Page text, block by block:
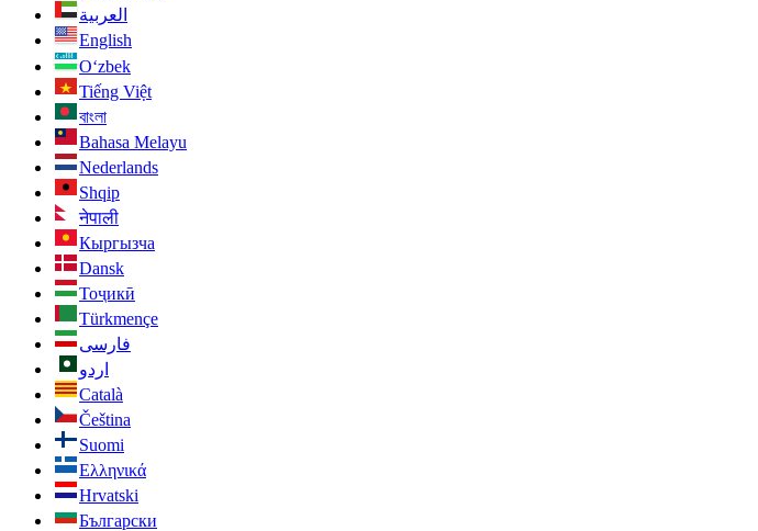
العربية
English
O‘zbek
Tiếng Việt
বাংলা
Bahasa Melayu
Nederlands
Shqip
नेपाली
Кыргызча
Dansk
Тоҷикӣ
Türkmençe
فارسی
اردو
Català
Čeština
Suomi
Ελληνικά
Hrvatski
Български